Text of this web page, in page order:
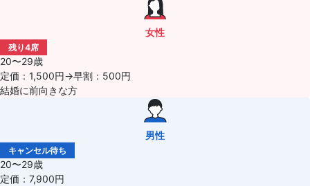
女性
残り4席
20〜29歳
定価：1,500円→早割：500円
結婚に前向きな方
男性
キャンセル待ち
20〜29歳
定価：7,900円